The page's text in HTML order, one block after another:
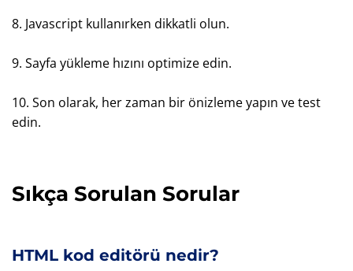
8. Javascript kullanırken dikkatli olun.
9. Sayfa yükleme hızını optimize edin.
10. Son olarak, her zaman bir önizleme yapın ve test
edin.
Sıkça Sorulan Sorular
HTML kod editörü nedir?